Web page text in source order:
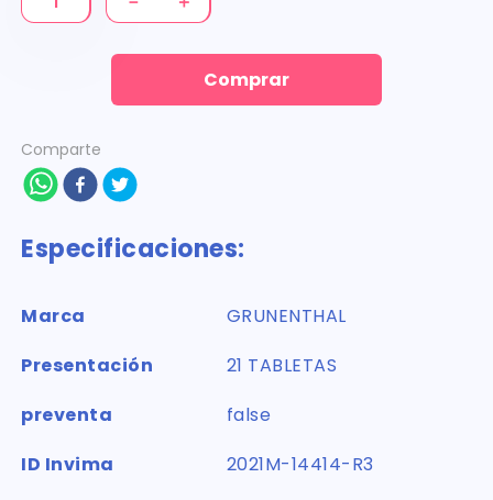
Comprar
Comparte
Especificaciones:
Marca
GRUNENTHAL
Presentación
21 TABLETAS
preventa
false
ID Invima
2021M-14414-R3